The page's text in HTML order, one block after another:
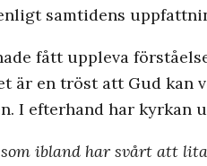
samtidens
fått uppleva
är en tröst att Gud kan
I efterhand har kyrkan
ibland har svårt att